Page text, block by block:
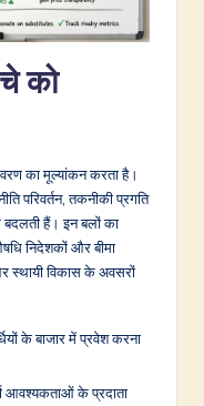
को
का मूल्यांकन करता है।
परिवर्तन, तकनीकी प्रगति
हैं। इन बलों का
निदेशकों और बीमा
स्थायी विकास के अवसरों
के बाजार में प्रवेश करना
आवश्यकताओं के प्रदाता